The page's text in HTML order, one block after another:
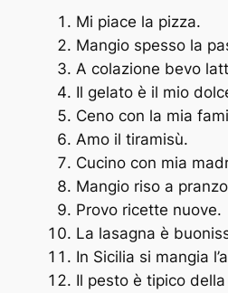
Mi piace la pizza.
Mangio spesso la
A colazione bevo
Il gelato è il mio
Ceno con la mia
Amo il tiramisù.
Cucino con mia
Mangio riso a
Provo ricette nuove.
La lasagna è
In Sicilia si mangia
Il pesto è tipico